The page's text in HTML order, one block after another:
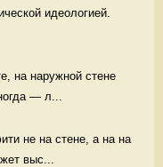
идеологией.
на наружной стене
— л...
не на стене, а на на
выс...